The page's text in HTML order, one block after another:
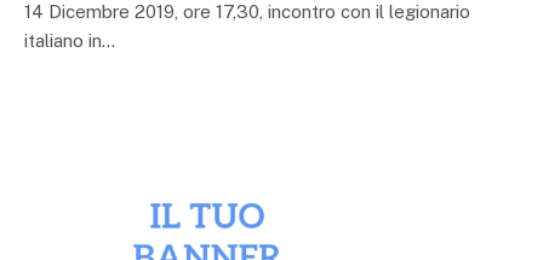
14 Dicembre 2019, ore 17,30, incontro con il legionario
italiano in…